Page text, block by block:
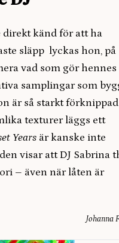
direkt känd för att ha
släpp lyckas hon, på
vad som gör hennes
samplingar som
är så starkt förknippad
texturer läggs ett
Years är kanske inte
visar att DJ Sabrina
– även när låten är
Johanna